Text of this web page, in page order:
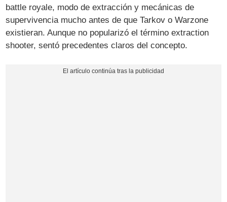
battle royale, modo de extracción y mecánicas de
supervivencia mucho antes de que Tarkov o Warzone
existieran​. Aunque no popularizó el término extraction
shooter, sentó precedentes claros del concepto.